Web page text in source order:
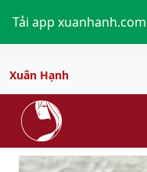
Tải app
Xuân Hạnh